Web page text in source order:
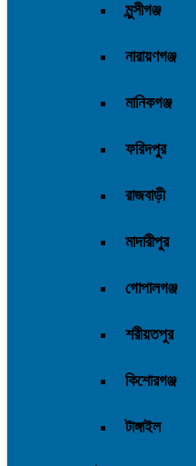
মুন্সীগঞ্জ
নারায়ণগঞ্জ
মানিকগঞ্জ
ফরিদপুর
রাজবাড়ী
মাদারীপুর
গোপালগঞ্জ
শরীয়তপুর
কিশোরগঞ্জ
টাঙ্গাইল